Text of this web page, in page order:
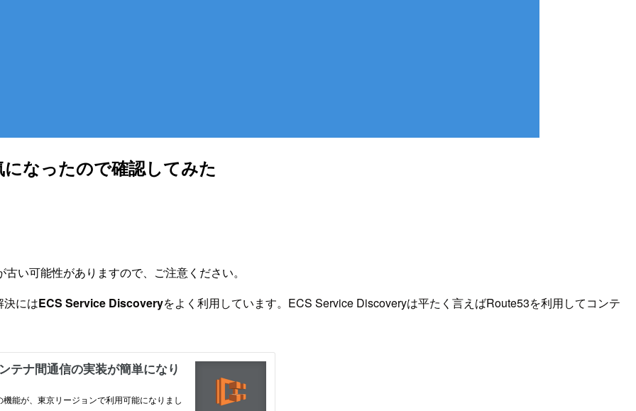
なったので確認してみた
い可能性がありますので、ご注意ください。
決にはECS Service Discoveryをよく利用しています。ECS Service Discoveryは平たく言えばRoute53を利用してコンテ